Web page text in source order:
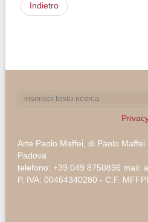
Indietro
Arte Paolo Maffei, di Paolo
Padova
telefono: +39 049 8750896 mail:
P. IVA: 00464340280 - C.F.